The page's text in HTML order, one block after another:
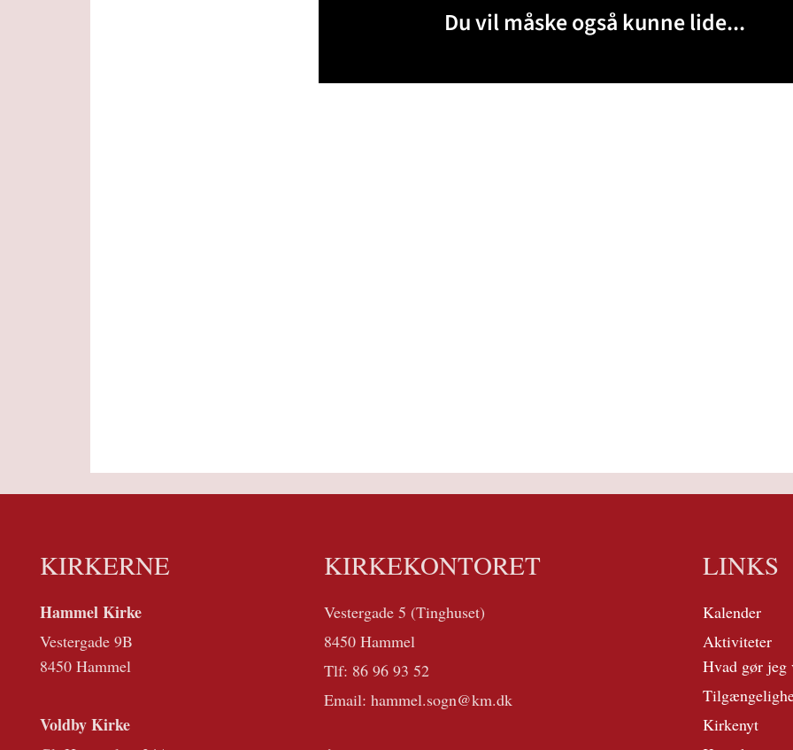
Du vil måske også kunne lide...
KIRKERNE
Hammel Kirke
Vestergade 9B
8450 Hammel
Voldby Kirke
KIRKEKONTORET
Vestergade 5 (Tinghuset)
8450 Hammel
Tlf: 86 96 93 52
Email: hammel.sogn@km.dk
LINKS
Kalender
Aktiviteter
Hvad gør jeg
Kirkenyt